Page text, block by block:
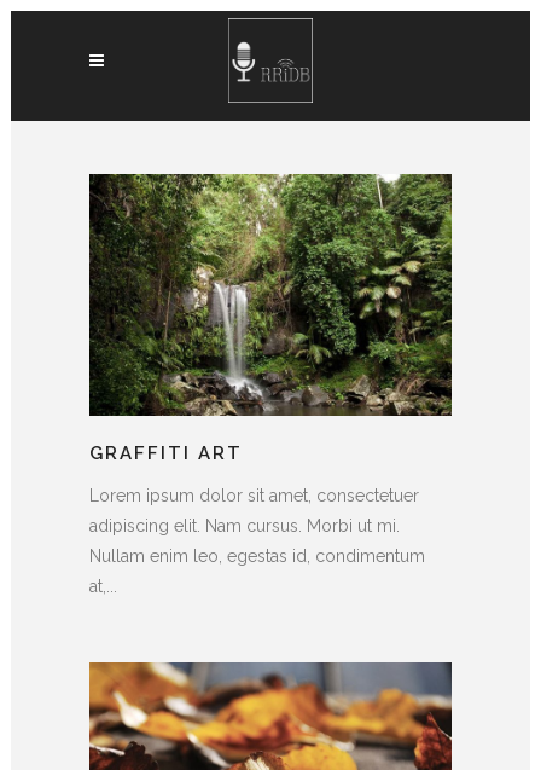
GRAFFITI ART
Lorem ipsum dolor sit amet, consectetuer
adipiscing elit. Nam cursus. Morbi ut mi.
Nullam enim leo, egestas id, condimentum
at,...